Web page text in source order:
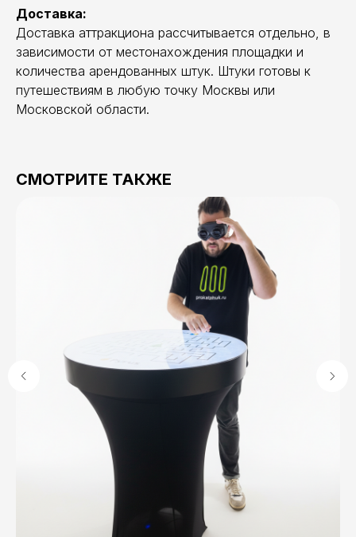
Доставка:
Доставка аттракциона рассчитывается отдельно, в
зависимости от местонахождения площадки и
количества арендованных штук. Штуки готовы к
путешествиям в любую точку Москвы или
Московской области.
СМОТРИТЕ ТАКЖЕ
НУЖНА ПОМОЩЬ?
Заполните форму на сайте, и наши
специалисты проконсультируют вас